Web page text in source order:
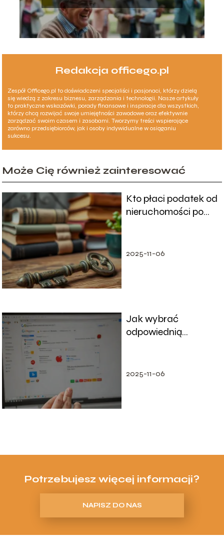
Redakcja officego.pl
Zespół Officego.pl to doświadczeni specjaliści i pasjonaci, którzy dzielą
się wiedzą z zakresu biznesu, zarządzania i technologii. Nasze artykuły
to praktyczne wskazówki, porady finansowe i inspiracje dla wszystkich,
którzy chcą rozwijać swoje umiejętności zawodowe oraz efektywnie
zarządzać swoim czasem i zasobami. Tworzymy treści wspierające
zarówno przedsiębiorców, jak i osoby indywidualne w osiąganiu
sukcesu.
Może Cię również zainteresować
Kto płaci podatek od
nieruchomości po
2025-11-06
Jak wybrać
odpowiednią
swoich potrzeb?
2025-11-06
Potrzebujesz więcej informacji?
NAPISZ DO NAS